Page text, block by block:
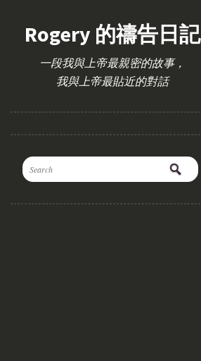
Rogery 的禱告日記
一段我與上帝最親密的故事，
我與上帝最貼近的對話